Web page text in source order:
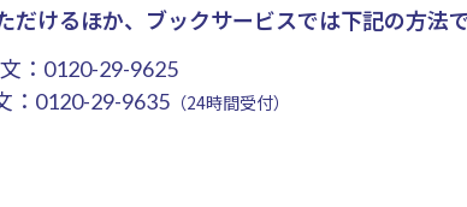
けるほか、ブックサービスでは下記の方法
： 0120-29-9625
： 0120-29-9635（24時間受付）